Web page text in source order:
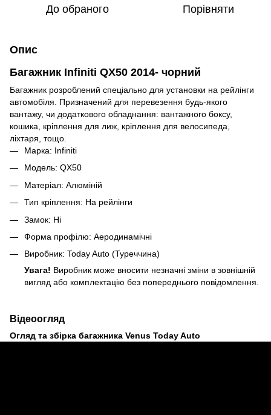
До обраного Порівняти
Опис
Багажник Infiniti QX50 2014- чорний
Багажник розроблений спеціально для установки на рейлінги
автомобіля. Призначений для перевезення будь-якого
вантажу, чи додаткового обладнання: вантажного боксу,
кошика, кріплення для лиж, кріплення для велосипеда,
ліхтаря, тощо.
Марка: Infiniti
Модель: QX50
Матеріал: Алюміній
Тип кріплення: На рейлінги
Замок: Ні
Форма профілю: Аеродинамічні
Виробник: Today Auto (Туреччина)
Увага! Виробник може вносити незначні зміни в зовнішній
вигляд або комплектацію без попереднього повідомлення.
Відеоогляд
Огляд та збірка багажника Venus Today Auto